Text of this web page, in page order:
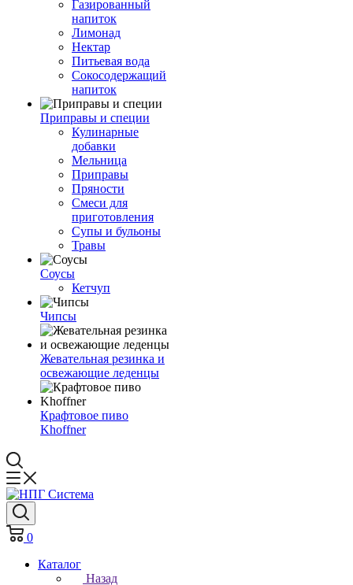
Газированный
напиток
Лимонад
Нектар
Питьевая вода
Сокосодержащий
напиток
Приправы и специи
Кулинарные
добавки
Мельница
Приправы
Пряности
Смеси для
приготовления
Супы и бульоны
Травы
Соусы
Кетчуп
Чипсы
Жевательная резинка и
освежающие леденцы
Крафтовое пиво
Khoffner
0
Каталог
Назад